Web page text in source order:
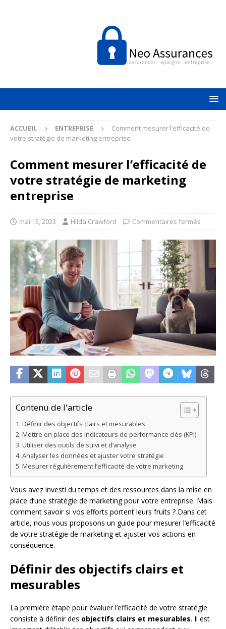
ACCUEIL ENTREPRISE
Comment mesurer l’efficacité de
votre stratégie de marketing entreprise
Comment mesurer l’efficacité de
votre stratégie de marketing
entreprise
mai 15, 2023 Hilda Crawford Commentaires fermés
Contenu de l'article
Définir des objectifs clairs et mesurables
Mettre en place des indicateurs de performance clés (KPI)
Utiliser des outils de suivi et d’analyse
Analyser les données et ajuster votre stratégie
Mesurer régulièrement l’efficacité de votre marketing
Vous avez investi du temps et des ressources dans la mise en
place d’une stratégie de marketing pour votre entreprise. Mais
comment savoir si vos efforts portent leurs fruits ? Dans cet
article, nous vous proposons un guide pour mesurer l’efficacité
de votre stratégie de marketing et ajuster vos actions en
conséquence.
Définir des objectifs clairs et
mesurables
La première étape pour évaluer l’efficacité de votre stratégie
consiste à définir des objectifs clairs et mesurables. Il est